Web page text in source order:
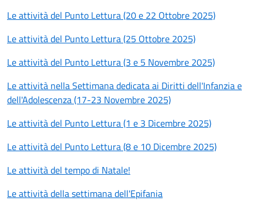
Le attività del Punto Lettura (20 e 22 Ottobre 2025)
Le attività del Punto Lettura (25 Ottobre 2025)
Le attività del Punto Lettura (3 e 5 Novembre 2025)
Le attività nella Settimana dedicata ai Diritti dell'Infanzia e
dell'Adolescenza (17-23 Novembre 2025)
Le attività del Punto Lettura (1 e 3 Dicembre 2025)
Le attività del Punto Lettura (8 e 10 Dicembre 2025)
Le attività del tempo di Natale!
Le attività della settimana dell'Epifania